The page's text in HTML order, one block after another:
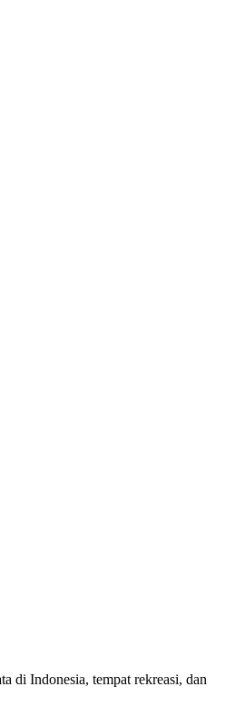
di Indonesia, tempat rekreasi, dan